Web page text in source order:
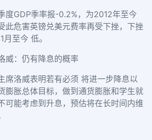
度GDP季率报-0.2%，为2012年至今
此危害英镑兑美元费率再受下挫，下挫
至今 低。
威：仍有降息的概率
席洛威表明若有必须 将进一步降息以
膨胀总体目标，做到通货膨胀和学生就
可能考虑到升息，预估将在长时间内维